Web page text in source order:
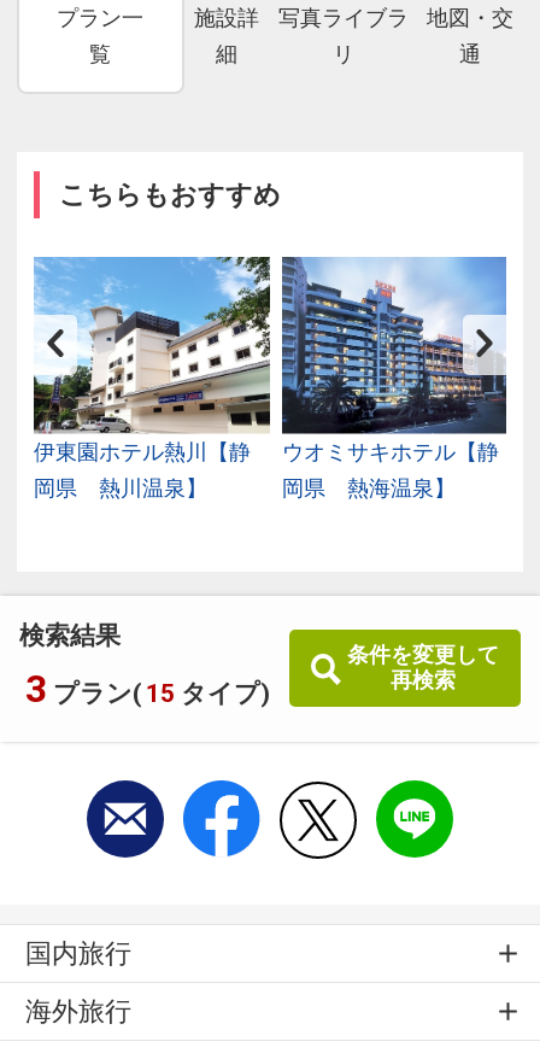
検索結果
3 プラン( 15 タイプ)
条件を変更して
再検索
プラン一
覧
施設詳
細
写真ライブラ
リ
地図・交
通
こちらもおすすめ
伊東園ホテル熱川【静
岡県 熱川温泉】
ウオミサキホテル【静
岡県 熱海温泉】
国内旅行
海外旅行